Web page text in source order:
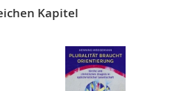
Kapitel